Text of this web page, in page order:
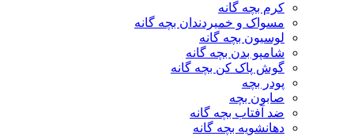
کرم بچه گانه
مسواک و خمیردندان بچه گانه
لوسیون بچه گانه
شامپو بدن بچه گانه
گوش پاک کن بچه گانه
پودر بچه
صابون بچه
ضد آفتاب بچه گانه
دهانشویه بچه گانه